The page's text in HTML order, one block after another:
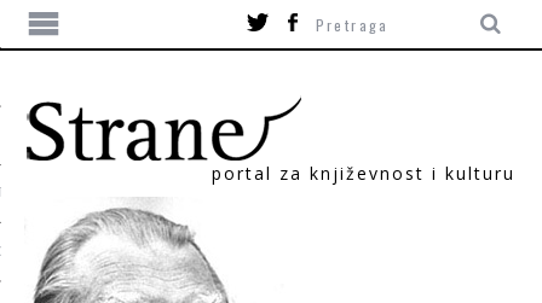
portal za književnost i kulturu